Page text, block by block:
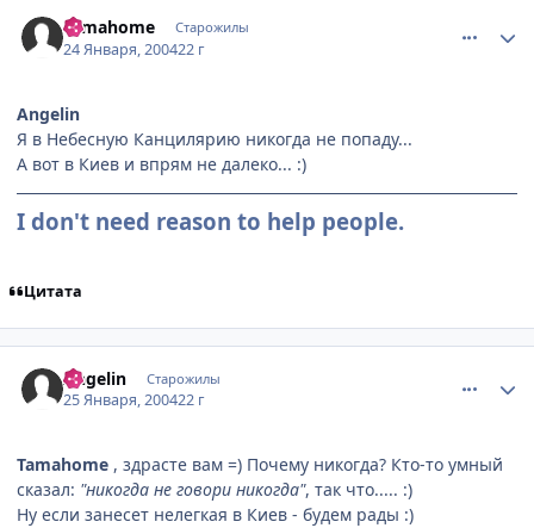
Tamahome Старожилы
24 Января, 200422 г
Angelin
Я в Небесную Канцилярию никогда не попаду...
А вот в Киев и впрям не далеко... :)
I don't need reason to help people.
Цитата
Angelin Старожилы
25 Января, 200422 г
Tamahome , здрасте вам =) Почему никогда? Кто-то умный
сказал: "никогда не говори никогда", так что..... :)
Ну если занесет нелегкая в Киев - будем рады :)